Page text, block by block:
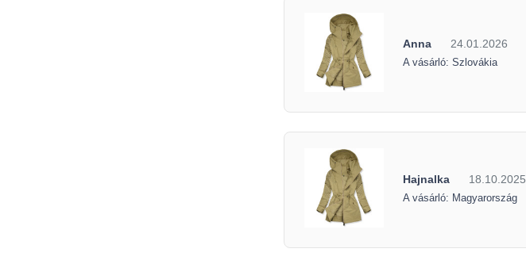
Anna 24.01.2026
A vásárló: Szlovákia
Hajnalka 18.10.2025
A vásárló: Magyarország